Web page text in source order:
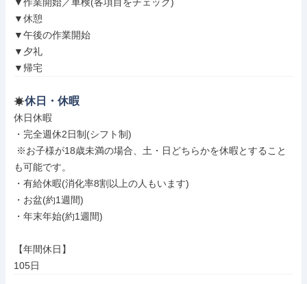
▼休憩
▼午後の作業開始
▼夕礼
▼帰宅
休日・休暇
休日休暇
・完全週休2日制(シフト制)
も可能です。
・有給休暇(消化率8割以上の人もいます)
・お盆(約1週間)
・年末年始(約1週間)
【年間休日】
105日